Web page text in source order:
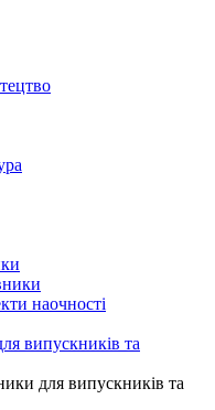
наочності
випускників та
для випускників та